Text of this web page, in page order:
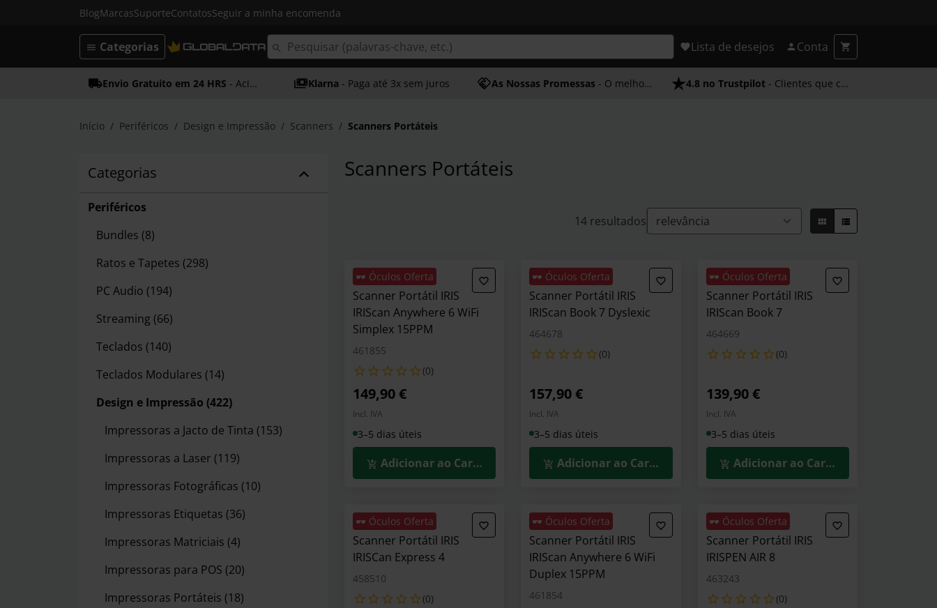
BlogMarcasSuporteContatosSeguir a minha encomenda
Lista de desejos Conta
Categorias
Envio Gratuito em 24 HRS - Acima dos 50€ Klarna - Paga até 3x sem juros As Nossas Promessas - O melhor atendimento 4.8 no Trustpilot - Clientes que confiam em nós
Início Periféricos Design e Impressão Scanners Scanners Portáteis
Categorias
Periféricos
Bundles (8)
Ratos e Tapetes (298)
PC Audio (194)
Streaming (66)
Teclados (140)
Teclados Modulares (14)
Design e Impressão (422)
Impressoras a Jacto de Tinta (153)
Impressoras a Laser (119)
Impressoras Fotográficas (10)
Impressoras Etiquetas (36)
Impressoras Matriciais (4)
Impressoras para POS (20)
Impressoras Portáteis (18)
Scanners Portáteis
14 resultados
🕶️ Óculos Oferta
Scanner Portátil IRIS
IRIScan Anywhere 6 WiFi
Simplex 15PPM
461855
(0)
149,90 €
Incl. IVA
3–5 dias úteis
Adicionar ao Carrinho
🕶️ Óculos Oferta
Scanner Portátil IRIS
IRIScan Book 7 Dyslexic
464678
(0)
157,90 €
Incl. IVA
3–5 dias úteis
Adicionar ao Carrinho
🕶️ Óculos Oferta
Scanner Portátil IRIS
IRIScan Book 7
464669
(0)
139,90 €
Incl. IVA
3–5 dias úteis
Adicionar ao Carrinho
🕶️ Óculos Oferta
Scanner Portátil IRIS
IRISCan Express 4
458510
(0)
🕶️ Óculos Oferta
Scanner Portátil IRIS
IRIScan Anywhere 6 WiFi
Duplex 15PPM
461854
🕶️ Óculos Oferta
Scanner Portátil IRIS
IRISPEN AIR 8
463243
(0)